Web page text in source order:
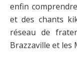
enfin
et des chants
réseau de
Brazzaville et les